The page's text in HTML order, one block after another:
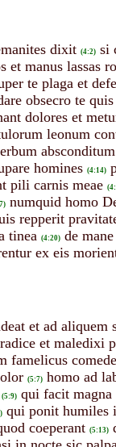
dixit (4:2) si
et manus lassas
te plaga et
obsecro te
dolores et
leonum
homines (4:14)
pili carnis meae
numquid homo
repperit
tinea (4:20) de
ex eis
et ad aliquem
et maledixi
famelicus
(5:7) homo ad
(5:9) qui facit
qui ponit humiles
coeperant (5:13)